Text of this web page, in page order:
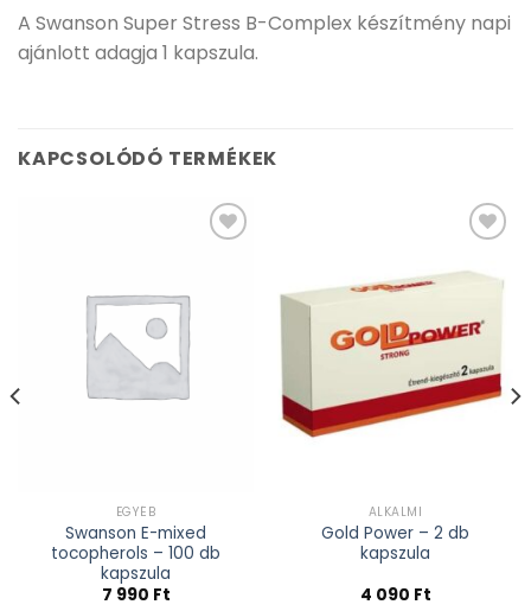
A Swanson Super Stress B-Complex készítmény napi
ajánlott adagja 1 kapszula.
KAPCSOLÓDÓ TERMÉKEK
EGYÉB
Swanson E-mixed
tocopherols – 100 db
kapszula
7 990 Ft
adás
ALKALMI
Gold Power – 2 db
kapszula
4 090 Ft